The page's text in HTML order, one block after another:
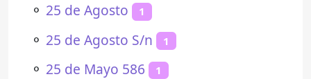
⚬ 25 de Agosto 1
⚬ 25 de Agosto S/n 1
⚬ 25 de Mayo 586 1